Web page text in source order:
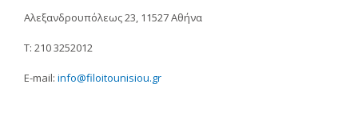
Αλεξανδρουπόλεως 23, 11527 Αθήνα
Τ: 210 3252012
E-mail: info@filoitounisiou.gr